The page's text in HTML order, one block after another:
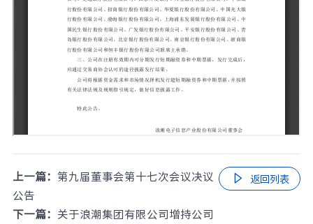
上一篇： 第九届董事会第十七次会议决议
公告
下一篇： 关于浪潮集团有限公司增持公司
 返回列表